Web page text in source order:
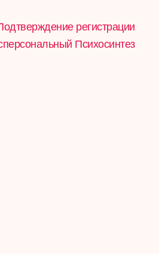
регистрации
Психосинтез